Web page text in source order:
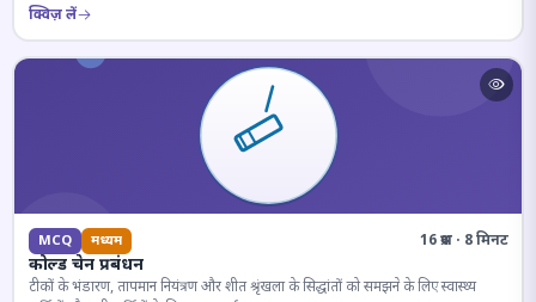
क्विज़ लें
MCQ मध्यम 16 प्रश्न · 8 मिनट
कोल्ड चेन प्रबंधन
टीकों के भंडारण, तापमान नियंत्रण और शीत श्रृंखला के सिद्धांतों को समझने के लिए स्वास्थ्य